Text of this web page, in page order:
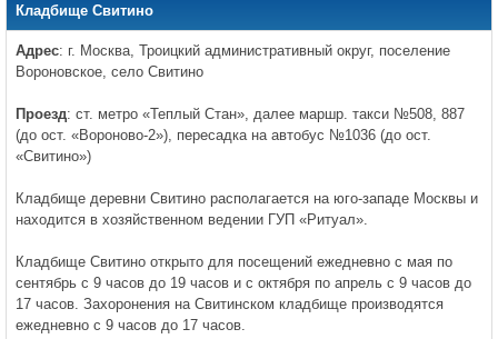
Кладбище Свитино
Адрес: г. Москва, Троицкий административный округ, поселение
Вороновское, село Свитино
Проезд: ст. метро «Теплый Стан», далее маршр. такси №508, 887
(до ост. «Вороново-2»), пересадка на автобус №1036 (до ост.
«Свитино»)
Кладбище деревни Свитино располагается на юго-западе Москвы и
находится в хозяйственном ведении ГУП «Ритуал».
Кладбище Свитино открыто для посещений ежедневно с мая по
сентябрь с 9 часов до 19 часов и с октября по апрель с 9 часов до
17 часов. Захоронения на Свитинском кладбище производятся
ежедневно с 9 часов до 17 часов.